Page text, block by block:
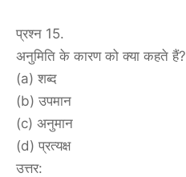
प्रश्न 15.
अनुमिति के कारण को क्या कहते हैं?
(a) शब्द
(b) उपमान
(c) अनुमान
(d) प्रत्यक्ष
उत्तर: